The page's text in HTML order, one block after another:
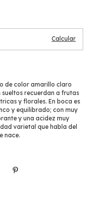
Calcular
de color amarillo claro
recuerdan a frutas
y florales. En boca es
y equilibrado; con muy
y una acidez muy
varietal que habla del
nace.